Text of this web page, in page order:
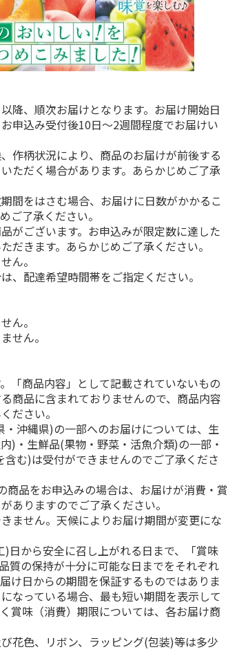
4.6（26）
3,140円
降、順次お届けとなります。お届け開始日
申込み受付後10日～2週間程度でお届けい
作柄状況により、商品のお届けが前後する
ただく場合があります。あらかじめご了承
間をはさむ場合、お届けに日数がかかるこ
ご了承ください。
がございます。お申込みが限定数に達した
だきます。あらかじめご了承ください。
ん。
、配達希望時間帯をご指定ください。
ん。
せん。
「商品内容」として記載されていないもの
商品に含まれておりませんので、商品内容
ださい。
沖縄県)の一部へのお届けについては、生
)・生鮮品(果物・野菜・活魚介類)の一部・
む)は受付ができませんのでご了承くださ
品をお申込みの場合は、お届けが消費・賞
ありますのでご了承ください。
ません。天候によりお届け期間が変更にな
日から安全に召し上がれる日まで、「賞味
質の保持が十分に可能な日までをそれぞれ
け日からの期間を保証するものではありま
なっている場合、最も短い期間を表示して
賞味（消費）期限については、各お届け商
花色、リボン、ラッピング(包装)等は多少